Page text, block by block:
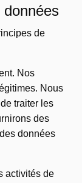
de
Nos
Nous
traiter les
des
données
activités de